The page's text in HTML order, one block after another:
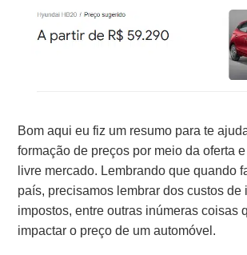
Bom aqui eu fiz um resumo para te
formação de preços por meio da oferta
livre mercado. Lembrando que quando
país, precisamos lembrar dos custos de
impostos, entre outras inúmeras coisas
impactar o preço de um automóvel.